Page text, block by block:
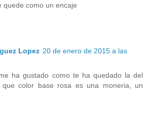
quede como un encaje
Lopez 20 de enero de 2015 a las
ha gustado como te ha quedado la del
color base rosa es una moneria, un